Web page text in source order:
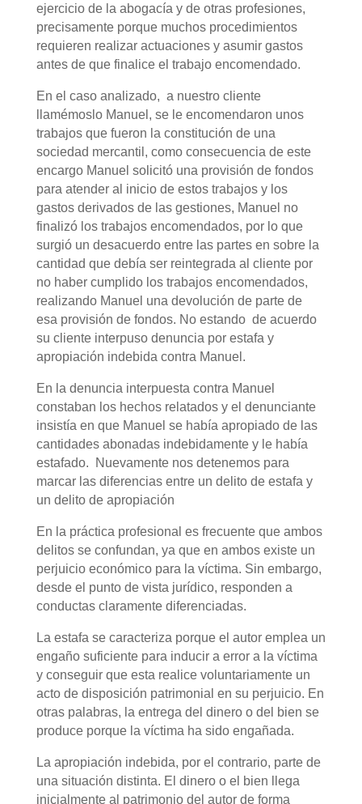
ejercicio de la abogacía y de otras profesiones,
precisamente porque muchos procedimientos
requieren realizar actuaciones y asumir gastos
antes de que finalice el trabajo encomendado.
En el caso analizado, a nuestro cliente
llamémoslo Manuel, se le encomendaron unos
trabajos que fueron la constitución de una
sociedad mercantil, como consecuencia de este
encargo Manuel solicitó una provisión de fondos
para atender al inicio de estos trabajos y los
gastos derivados de las gestiones, Manuel no
finalizó los trabajos encomendados, por lo que
surgió un desacuerdo entre las partes en sobre la
cantidad que debía ser reintegrada al cliente por
no haber cumplido los trabajos encomendados,
realizando Manuel una devolución de parte de
esa provisión de fondos. No estando de acuerdo
su cliente interpuso denuncia por estafa y
apropiación indebida contra Manuel.
En la denuncia interpuesta contra Manuel
constaban los hechos relatados y el denunciante
insistía en que Manuel se había apropiado de las
cantidades abonadas indebidamente y le había
estafado. Nuevamente nos detenemos para
marcar las diferencias entre un delito de estafa y
un delito de apropiación
En la práctica profesional es frecuente que ambos
delitos se confundan, ya que en ambos existe un
perjuicio económico para la víctima. Sin embargo,
desde el punto de vista jurídico, responden a
conductas claramente diferenciadas.
La estafa se caracteriza porque el autor emplea un
engaño suficiente para inducir a error a la víctima
y conseguir que esta realice voluntariamente un
acto de disposición patrimonial en su perjuicio. En
otras palabras, la entrega del dinero o del bien se
produce porque la víctima ha sido engañada.
La apropiación indebida, por el contrario, parte de
una situación distinta. El dinero o el bien llega
inicialmente al patrimonio del autor de forma